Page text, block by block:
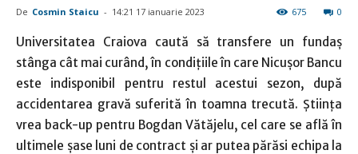
De Cosmin Staicu - 14:21 17 ianuarie 2023 0
675
Universitatea Craiova caută să transfere un fundaş
stânga cât mai curând, în condiţiile în care Nicuşor Bancu
este indisponibil pentru restul acestui sezon, după
accidentarea gravă suferită în toamna trecută. Ştiinţa
vrea back-up pentru Bogdan Vătăjelu, cel care se află în
ultimele şase luni de contract şi ar putea părăsi echipa la